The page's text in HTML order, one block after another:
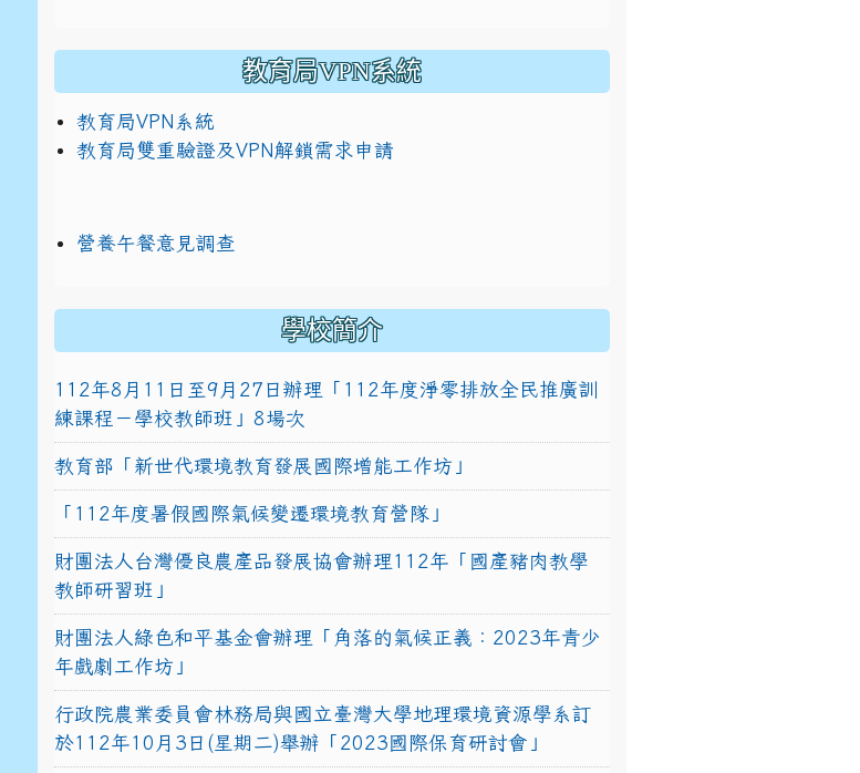
教育局VPN系統
教育局VPN系統
教育局雙重驗證及VPN解鎖需求申請
營養午餐意見調查
學校簡介
112年8月11日至9月27日辦理「112年度淨零排放全民推廣訓
練課程－學校教師班」8場次
教育部「新世代環境教育發展國際增能工作坊」
「112年度暑假國際氣候變遷環境教育營隊」
財團法人台灣優良農產品發展協會辦理112年「國產豬肉教學
教師研習班」
財團法人綠色和平基金會辦理「角落的氣候正義：2023年青少
年戲劇工作坊」
行政院農業委員會林務局與國立臺灣大學地理環境資源學系訂
於112年10月3日(星期二)舉辦「2023國際保育研討會」